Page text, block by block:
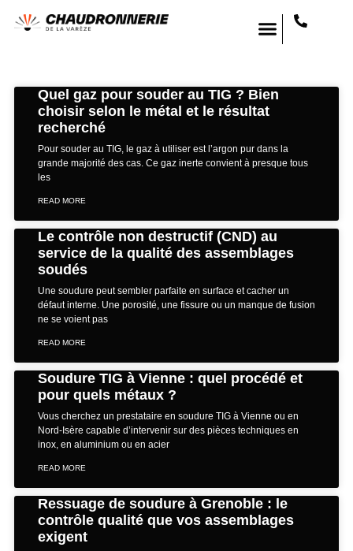
Quel gaz pour souder au TIG ? Bien
choisir selon le métal et le résultat
recherché
Pour souder au TIG, le gaz à utiliser est l’argon pur dans la
grande majorité des cas. Ce gaz inerte convient à presque tous
les
READ MORE
Le contrôle non destructif (CND) au
service de la qualité des assemblages
soudés
Une soudure peut sembler parfaite en surface et cacher un
défaut interne. Une porosité, une fissure ou un manque de fusion
ne se voient pas
READ MORE
Soudure TIG à Vienne : quel procédé et
pour quels métaux ?
Vous cherchez un prestataire en soudure TIG à Vienne ou en
Nord-Isère capable d’intervenir sur des pièces techniques en
inox, en aluminium ou en acier
READ MORE
Ressuage de soudure à Grenoble : le
contrôle qualité que vos assemblages
exigent